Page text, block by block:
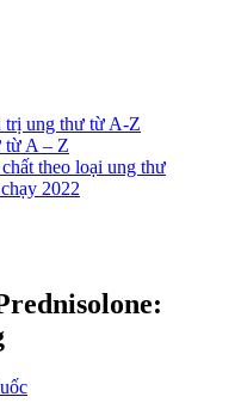
trị ung thư từ A-Z
từ A – Z
theo loại ung thư
2022